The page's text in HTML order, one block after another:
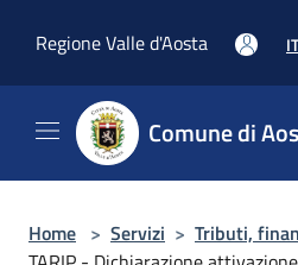
Regione Valle d'Aosta
Comune di
Home > Servizi > Tributi,